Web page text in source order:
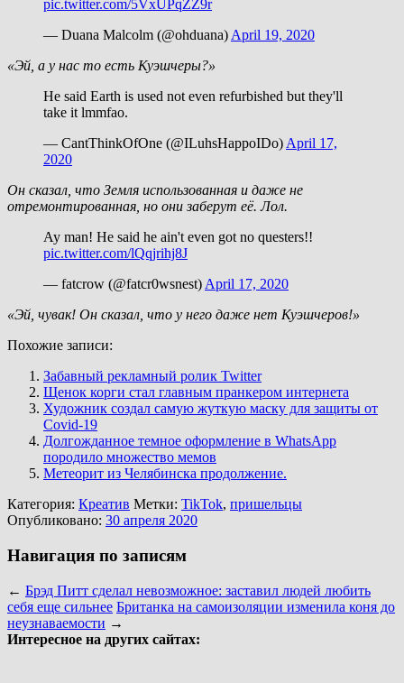
pic.twitter.com/5VxUPqZZ9r
— Duana Malcolm (@ohduana) April 19, 2020
«Эй, а у нас то есть Куэшчеры?»
He said Earth is used not even refurbished but they'll
take it lmmfao.
— CantThinkOfOne (@ILuhsHappoIDo) April 17,
2020
Он сказал, что Земля использованная и даже не
отремонтированная, но они заберут её. Лол.
Ay man! He said he ain't even got no questers!!
pic.twitter.com/lQqjrihj8J
— fatcrow (@fatcr0wsnest) April 17, 2020
«Эй, чувак! Он сказал, что у него даже нет Куэшчеров!»
Похожие записи:
Забавный рекламный ролик Twitter
Щенок корги стал главным пранкером интернета
Художник создал самую жуткую маску для защиты от
Covid-19
Долгожданное темное оформление в WhatsApp
породило множество мемов
Метеорит из Челябинска продолжение.
Категория: Креатив Метки: TikTok, пришельцы
Опубликовано: 30 апреля 2020
Навигация по записям
← Брэд Питт сделал невозможное: заставил людей любить
себя еще сильнее Британка на самоизоляции изменила коня до
неузнаваемости →
Интересное на других сайтах: